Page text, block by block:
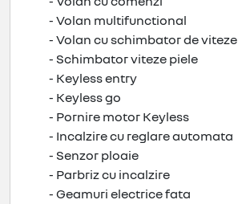
- Volan multifunctional
- Volan cu schimbator de viteze
- Schimbator viteze piele
- Keyless entry
- Keyless go
- Pornire motor Keyless
- Incalzire cu reglare automata
- Senzor ploaie
- Parbriz cu incalzire
- Geamuri electrice fata